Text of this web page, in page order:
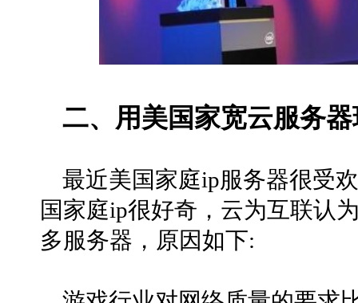
二、用美国家宽云服务
最近美国家庭ip服务器很受
国家庭ip很好奇，云为互联认
多服务器，原因如下: